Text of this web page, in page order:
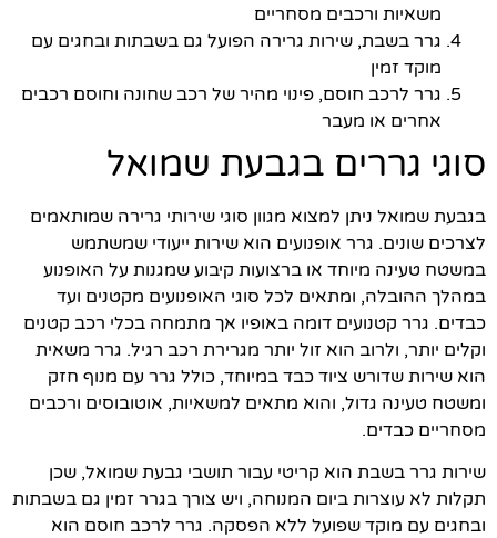
משאיות ורכבים מסחריים
גרר בשבת, שירות גרירה הפועל גם בשבתות ובחגים עם
מוקד זמין
גרר לרכב חוסם, פינוי מהיר של רכב שחונה וחוסם רכבים
אחרים או מעבר
סוגי גררים בגבעת שמואל
בגבעת שמואל ניתן למצוא מגוון סוגי שירותי גרירה שמותאמים
לצרכים שונים. גרר אופנועים הוא שירות ייעודי שמשתמש
במשטח טעינה מיוחד או ברצועות קיבוע שמגנות על האופנוע
במהלך ההובלה, ומתאים לכל סוגי האופנועים מקטנים ועד
כבדים. גרר קטנועים דומה באופיו אך מתמחה בכלי רכב קטנים
וקלים יותר, ולרוב הוא זול יותר מגרירת רכב רגיל. גרר משאית
הוא שירות שדורש ציוד כבד במיוחד, כולל גרר עם מנוף חזק
ומשטח טעינה גדול, והוא מתאים למשאיות, אוטובוסים ורכבים
מסחריים כבדים.
שירות גרר בשבת הוא קריטי עבור תושבי גבעת שמואל, שכן
תקלות לא עוצרות ביום המנוחה, ויש צורך בגרר זמין גם בשבתות
ובחגים עם מוקד שפועל ללא הפסקה. גרר לרכב חוסם הוא